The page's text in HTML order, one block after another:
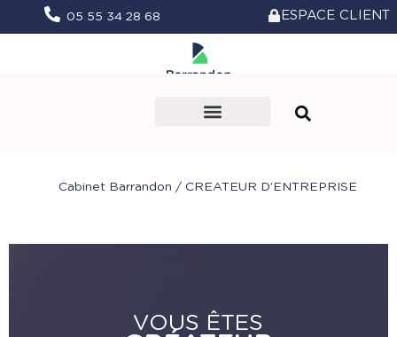
05 55 34 28 68 ESPACE CLIENT
Cabinet Barrandon /CREATEUR D’ENTREPRISE
VOUS ÊTES